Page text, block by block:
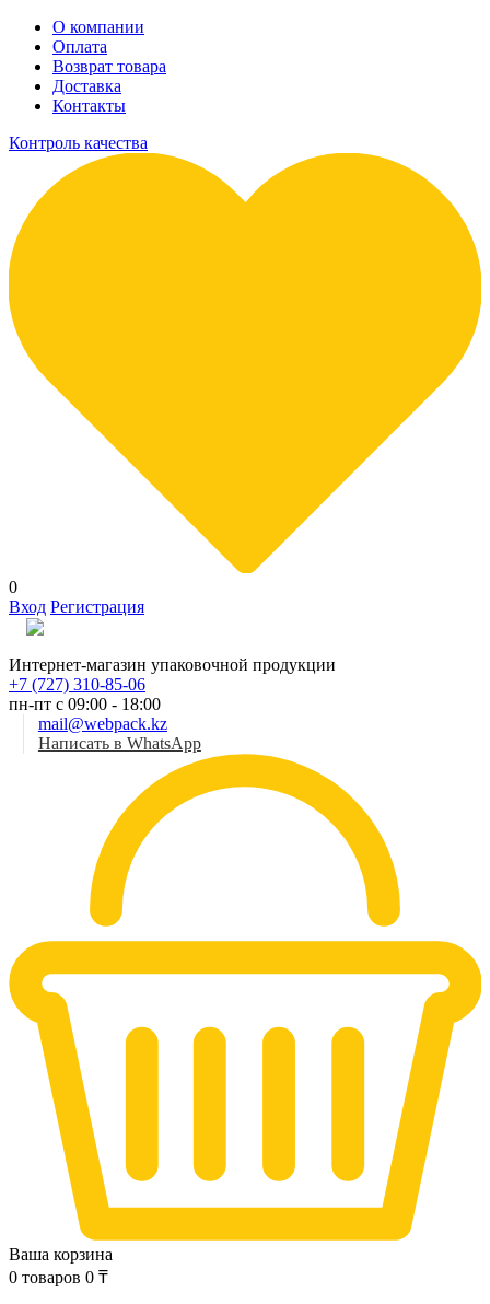
О компании
Оплата
Возврат товара
Доставка
Контакты
Контроль качества
0
Вход Регистрация
Интернет-магазин упаковочной продукции
+7 (727) 310-85-06
пн-пт с 09:00 - 18:00
mail@webpack.kz
Написать в WhatsApp
Ваша корзина
0 товаров 0 ₸